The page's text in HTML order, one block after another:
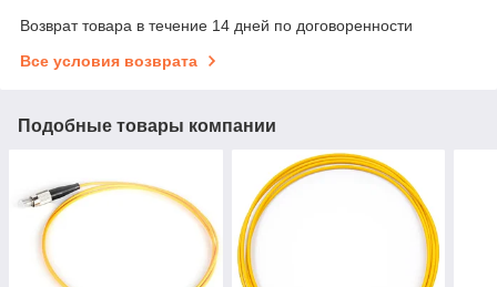
Возврат товара в течение 14 дней по договоренности
Все условия возврата
Подобные товары компании